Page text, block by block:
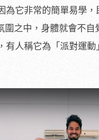
為它非常的簡單易學
圍之中，身體就會不
有人稱它為「派對運